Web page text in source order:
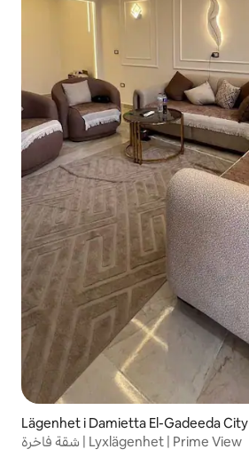
Lägenhet i Damietta El-Gadeeda City
شقة فاخرة | Lyxlägenhet | Prime View